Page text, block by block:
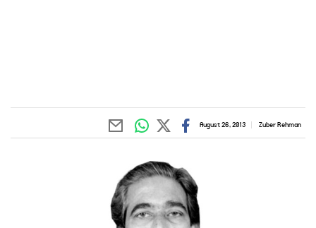
Zuber Rehman
August 26, 2013